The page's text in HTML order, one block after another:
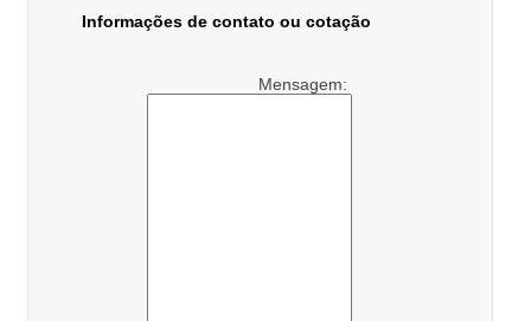
Informações de contato ou cotação
Mensagem: